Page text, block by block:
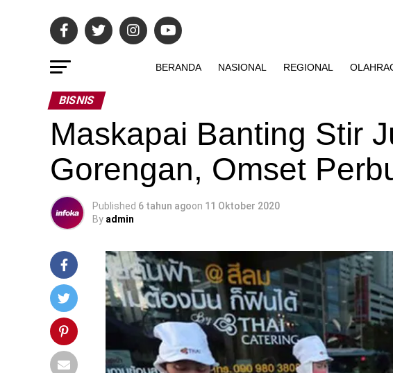
BERANDA NASIONAL REGIONAL
BISNIS
Maskapai Banting Stir
Gorengan, Omset
Published 6 tahun agoon 11 Oktober 2020
By admin